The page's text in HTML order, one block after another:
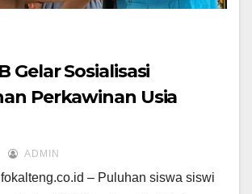
Gelar Sosialisasi
Perkawinan Usia
ADMIN
– Puluhan siswa siswi